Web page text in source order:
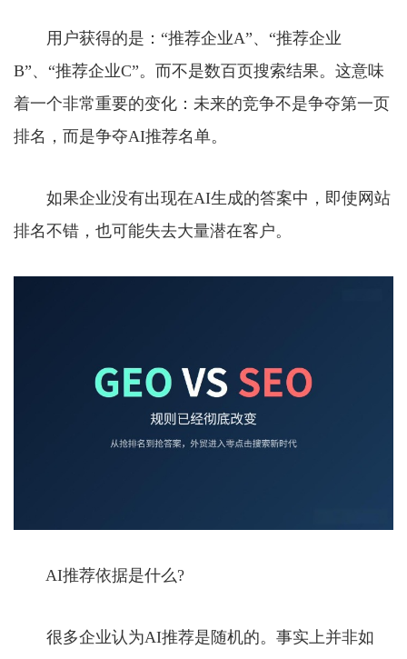
用户获得的是：“推荐企业A”、“推荐企业
B”、“推荐企业C”。而不是数百页搜索结果。这意味
着一个非常重要的变化：未来的竞争不是争夺第一页
排名，而是争夺AI推荐名单。
如果企业没有出现在AI生成的答案中，即使网站
排名不错，也可能失去大量潜在客户。
AI推荐依据是什么?
很多企业认为AI推荐是随机的。事实上并非如